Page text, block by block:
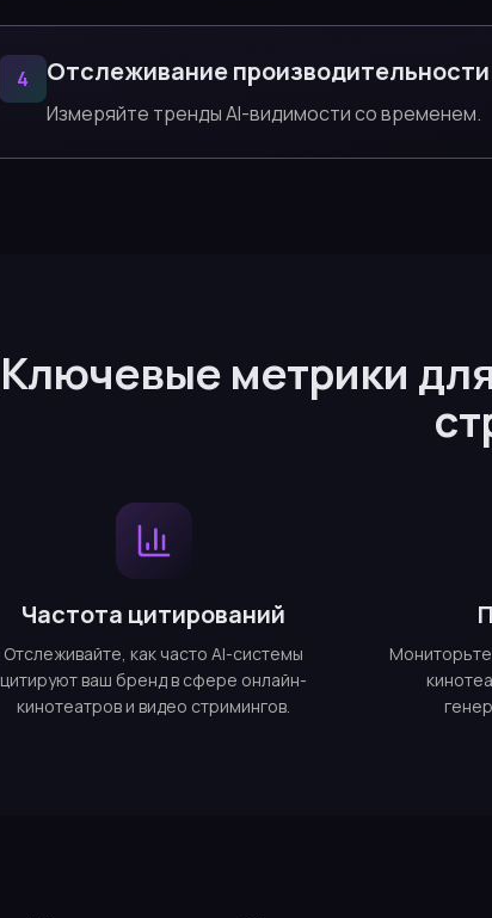
4 Отслеживание производительности
Измеряйте тренды AI-видимости со временем.
Ключевые метрики
Частота цитирований
Отслеживайте, как часто AI-системы
цитируют ваш бренд в сфере онлайн-
кинотеатров и видео стримингов.